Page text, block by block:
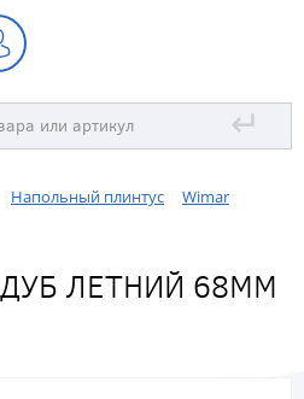
↵
Напольный плинтус
Wimar
ЛЕТНИЙ 68ММ